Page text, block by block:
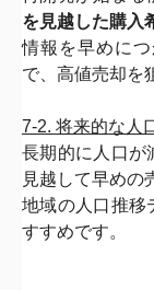
を見越した購入
情報を早めに
で、 高値売却を
7-2. 将来的な人
長期的に人口が
見越して早めの
地域の人口推移
すすめです。